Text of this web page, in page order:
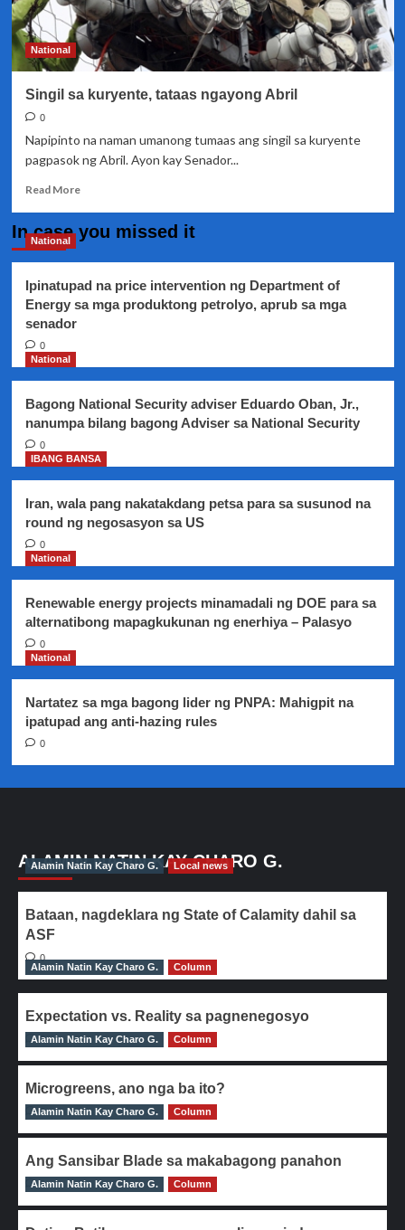
ang
mga
tiwaling
opisyal
Senador
National
Singil sa kuryente, tataas ngayong Abril
0
Napipinto na naman umanong tumaas ang singil sa kuryente
pagpasok ng Abril. Ayon kay Senador...
Read MoreRead
Singil
tataas
ngayong
In case you missed it
National
Ipinatupad na price intervention ng Department of
Energy sa mga produktong petrolyo, aprub sa mga
senador
0
National
Bagong National Security adviser Eduardo Oban, Jr.,
nanumpa bilang bagong Adviser sa National Security
0
IBANG BANSA
Iran, wala pang nakatakdang petsa para sa susunod na
round ng negosasyon sa US
0
National
Renewable energy projects minamadali ng DOE para sa
alternatibong mapagkukunan ng enerhiya – Palasyo
0
National
Nartatez sa mga bagong lider ng PNPA: Mahigpit na
ipatupad ang anti-hazing rules
0
ALAMIN NATIN KAY CHARO G.
Alamin Natin Kay Charo G. Local news
Bataan, nagdeklara ng State of Calamity dahil sa
ASF
0
Alamin Natin Kay Charo G.
Column
Expectation vs. Reality sa pagnenegosyo
0
Alamin Natin Kay Charo G. Column
Microgreens, ano nga ba ito?
0
Alamin Natin Kay Charo G. Column
Ang Sansibar Blade sa makabagong panahon
0
Alamin Natin Kay Charo G. Column